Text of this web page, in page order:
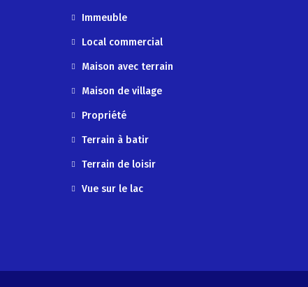
Immeuble
Local commercial
Maison avec terrain
Maison de village
Propriété
Terrain à batir
Terrain de loisir
Vue sur le lac